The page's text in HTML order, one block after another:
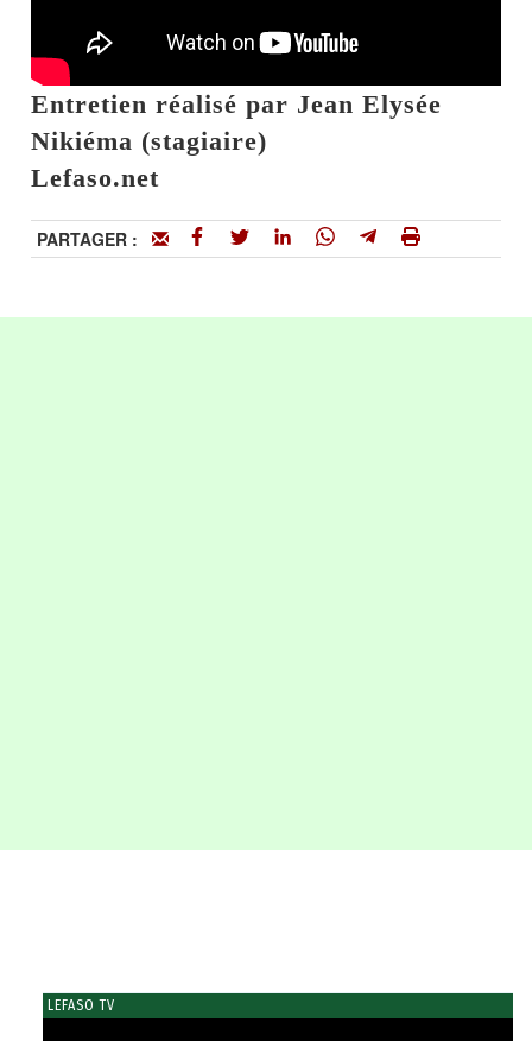
Entretien réalisé par Jean Elysée
Nikiéma (stagiaire)
Lefaso.net
PARTAGER :
LEFASO TV